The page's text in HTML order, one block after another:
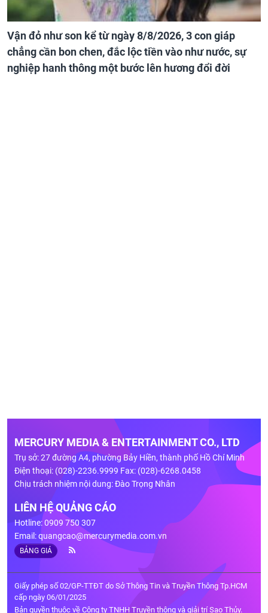
Vận đỏ như son kể từ ngày 8/8/2026, 3 con giáp
chẳng cần bon chen, đắc lộc tiền vào như nước, sự
nghiệp hanh thông một bước lên hương đổi đời
MERCURY MEDIA & ENTERTAINMENT CO., LTD
Trụ sở: 27 đường A4, phường Bảy Hiền, thành phố Hồ Chí Minh
Điện thoại: (028)-2236.9999 Fax: (028)-6268.0458
Chịu trách nhiệm nội dung: Đào Trọng Nhân
LIÊN HỆ QUẢNG CÁO
Hotline: 0909 750 307
Email:quangcao@mercurymedia.com.vn
BẢNG GIÁ
Giấy phép số 02/GP-TTĐT do Sở Thông Tin và Truyền Thông Tp.HCM
cấp ngày 06/01/2025
Bản quyền thuộc về Công ty TNHH Truyền thông và giải trí Sao Thủy.